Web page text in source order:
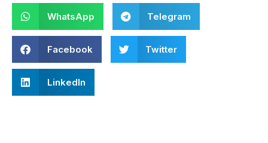
WhatsApp Telegram
Facebook Twitter
LinkedIn